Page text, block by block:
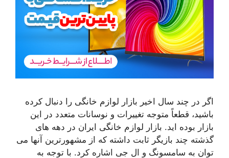
اگر در چند سال اخیر بازار لوازم خانگی را دنبال کرده
باشید، قطعاً متوجه تغییرات و نوسانات متعدد در این
بازار بوده اید. بازار لوازم خانگی ایران در دهه های
گذشته چند بازیگر ثابت داشته که از مشهورترین آنها می
توان به سامسونگ و ال جی اشاره کرد. با توجه به